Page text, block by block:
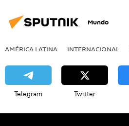
Mundo
AMÉRICA LATINA INTERNACIONAL
Telegram Twitter